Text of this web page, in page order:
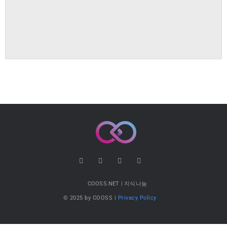
COOSS.NET | 지식나눔
© 2025 by COOSS | Privacy Policy